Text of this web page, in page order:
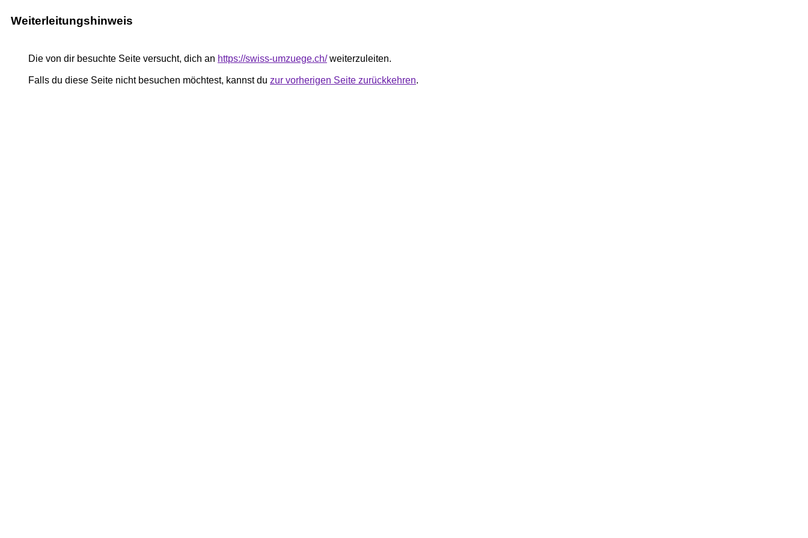
Weiterleitungshinweis
Die von dir besuchte Seite versucht, dich an https://swiss-umzuege.ch/weiterzuleiten.
Falls du diese Seite nicht besuchen möchtest, kannst du zur vorherigen Seite zurückkehren.